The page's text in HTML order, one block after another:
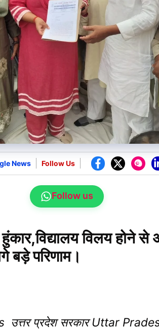
News Follow Us
Follow us
विलय होने
बड़े परिणाम।
प्रदेश सरकार Uttar